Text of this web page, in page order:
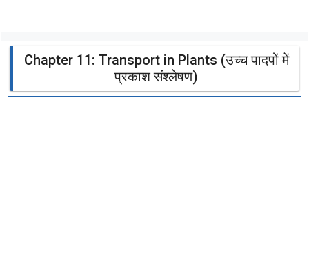
Chapter 11: Transport in Plants (उच्च पादपों में
प्रकाश संश्लेषण)